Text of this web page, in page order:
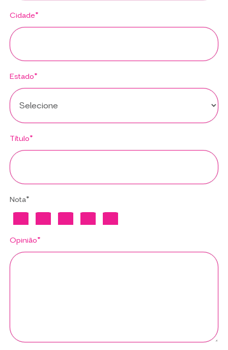
Cidade*
Estado*
Título*
Nota*
Opinião*